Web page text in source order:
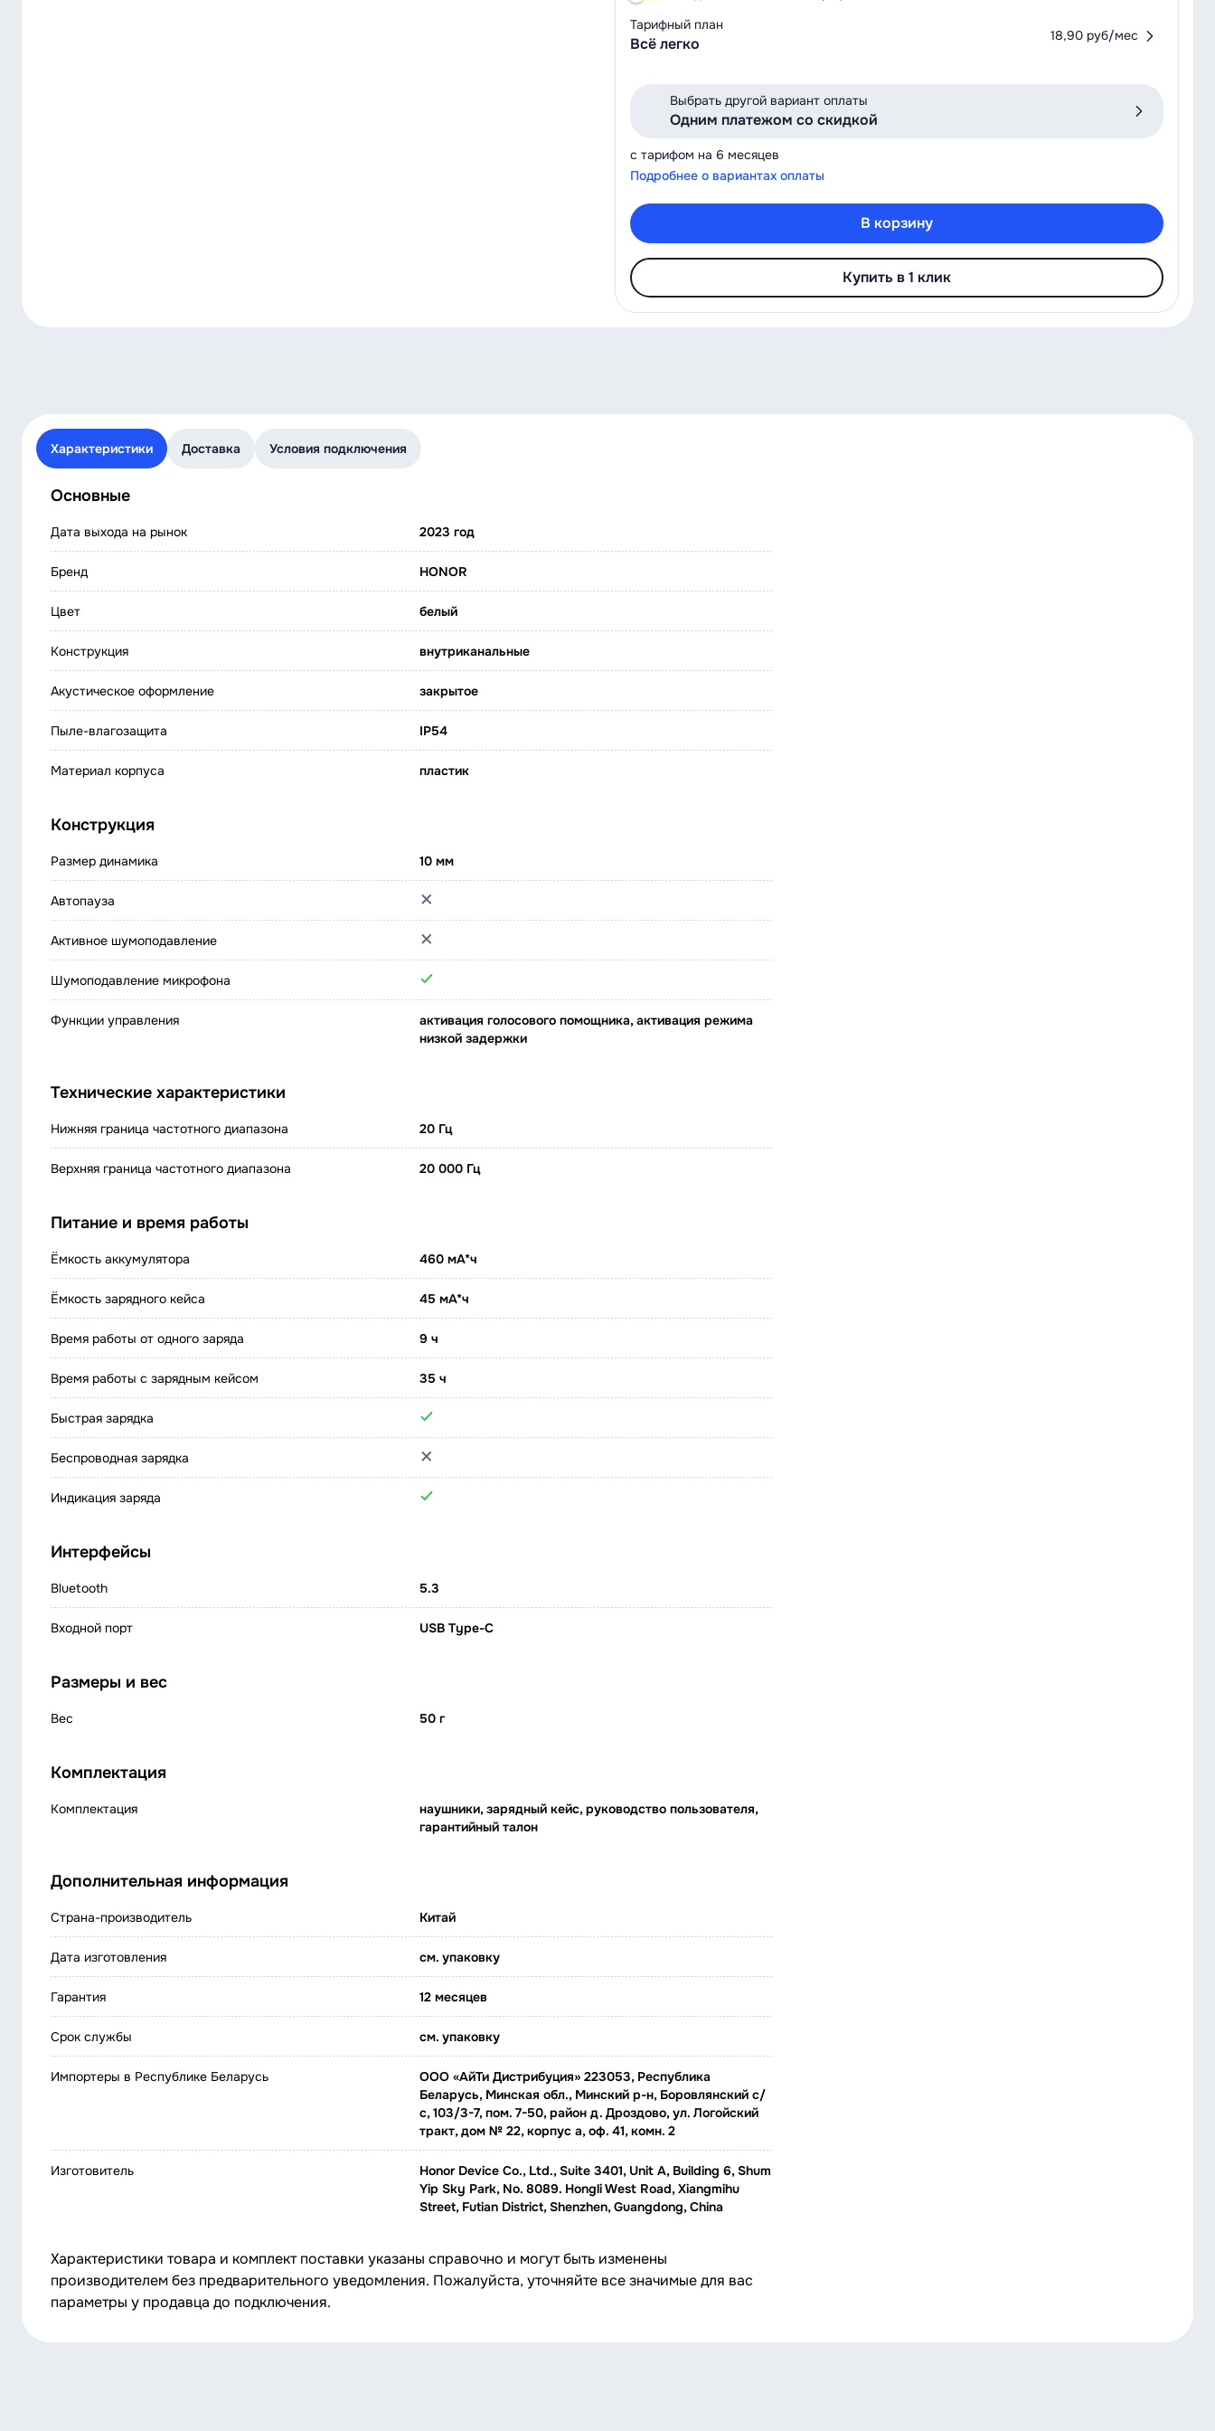
Тарифный план
Всё легко 18,90 руб/мес
Выбрать другой вариант оплаты
Одним платежом со скидкой
с тарифом на 6 месяцев
Подробнее о вариантах оплаты
В корзину
Купить в 1 клик
Характеристики Доставка Условия подключения
Основные
Дата выхода на рынок 2023 год
Бренд HONOR
Цвет белый
Конструкция внутриканальные
Акустическое оформление закрытое
Пыле-влагозащита IP54
Материал корпуса пластик
Конструкция
Размер динамика 10 мм
Автопауза
Активное шумоподавление
Шумоподавление микрофона
Функции управления
активация голосового помощника, активация режима
низкой задержки
Технические характеристики
Нижняя граница частотного диапазона 20 Гц
Верхняя граница частотного диапазона 20 000 Гц
Питание и время работы
Ёмкость аккумулятора 460 мА*ч
Ёмкость зарядного кейса 45 мА*ч
Время работы от одного заряда 9 ч
Время работы с зарядным кейсом 35 ч
Быстрая зарядка
Беспроводная зарядка
Индикация заряда
Интерфейсы
Bluetooth 5.3
Входной порт USB Type-C
Размеры и вес
Вес 50 г
Комплектация
Комплектация
наушники, зарядный кейс, руководство пользователя,
гарантийный талон
Дополнительная информация
Страна-производитель Китай
Дата изготовления см. упаковку
Гарантия 12 месяцев
Срок службы см. упаковку
Импортеры в Республике Беларусь
ООО «АйТи Дистрибуция» 223053, Республика
Беларусь, Минская обл., Минский р-н, Боровлянский с/
с, 103/3-7, пом. 7-50, район д. Дроздово, ул. Логойский
тракт, дом № 22, корпус а, оф. 41, комн. 2
Изготовитель
Honor Device Co., Ltd., Suite 3401, Unit A, Building 6, Shum
Yip Sky Park, No. 8089. Hongli West Road, Xiangmihu
Street, Futian District, Shenzhen, Guangdong, China
Характеристики товара и комплект поставки указаны справочно и могут быть изменены
производителем без предварительного уведомления. Пожалуйста, уточняйте все значимые для вас
параметры у продавца до подключения.